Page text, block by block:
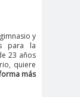
y
para la
23 años
quiere
más